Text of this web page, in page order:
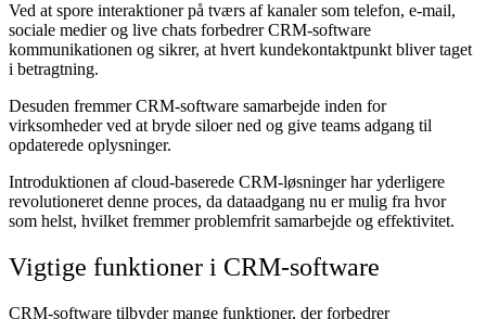
Ved at spore interaktioner på tværs af kanaler som telefon, e-mail,
sociale medier og live chats forbedrer CRM-software
kommunikationen og sikrer, at hvert kundekontaktpunkt bliver taget
i betragtning.
Desuden fremmer CRM-software samarbejde inden for
virksomheder ved at bryde siloer ned og give teams adgang til
opdaterede oplysninger.
Introduktionen af cloud-baserede CRM-løsninger har yderligere
revolutioneret denne proces, da dataadgang nu er mulig fra hvor
som helst, hvilket fremmer problemfrit samarbejde og effektivitet.
Vigtige funktioner i CRM-software
CRM-software tilbyder mange funktioner, der forbedrer